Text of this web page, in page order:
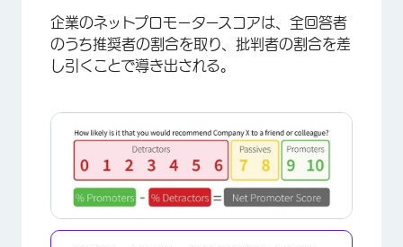
企業のネットプロモータースコアは、全回答者
のうち推奨者の割合を取り、批判者の割合を差
し引くことで導き出される。